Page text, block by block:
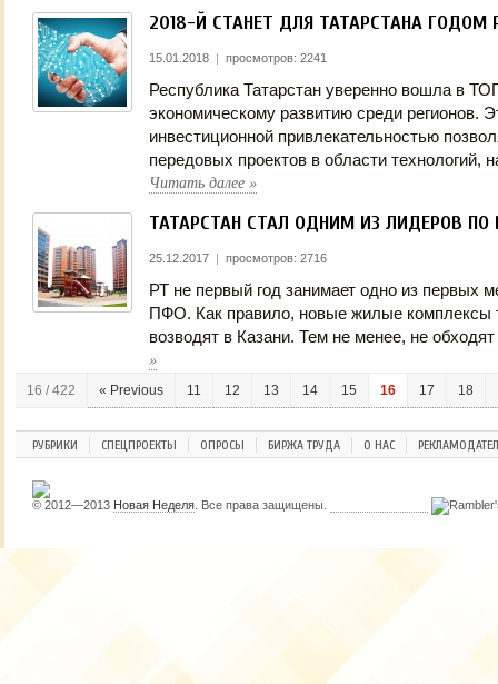
2018-Й СТАНЕТ ДЛЯ ТАТАРСТАНА ГОДОМ
15.01.2018 | просмотров: 2241
Республика Татарстан уверенно вошла в
экономическому развитию среди регионов.
инвестиционной привлекательностью
передовых проектов в области технологий,
Читать далее »
ТАТАРСТАН СТАЛ ОДНИМ ИЗ ЛИДЕРОВ
25.12.2017 | просмотров: 2716
РТ не первый год занимает одно из первых
ПФО. Как правило, новые жилые комплексы
возводят в Казани. Тем не менее, не
»
16 / 422 « Previous 11 12 13 14 15 16 17 18
РУБРИКИ СПЕЦПРОЕКТЫ ОПРОСЫ БИРЖА ТРУДА О НАС
© 2012—2013 Новая Неделя . Все права защищены.